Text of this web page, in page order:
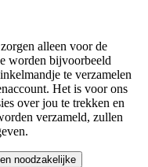
alleen voor de
worden bijvoorbeeld
te verzamelen
Het is voor ons
over jou te trekken en
verzameld, zullen
noodzakelijke